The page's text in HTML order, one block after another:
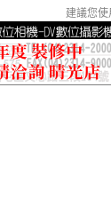
建議您使